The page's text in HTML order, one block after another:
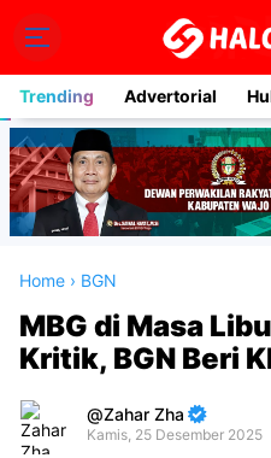
Trending Advertorial
Home › BGN
MBG di Masa
Kritik, BGN Beri
Zahar Zha
Kamis, 25 Desember 2025